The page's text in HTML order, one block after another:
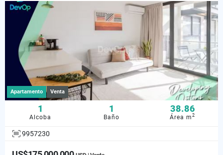
Apartamento Venta
1
Alcoba
1
Baño
38.86
Área m2
9957230